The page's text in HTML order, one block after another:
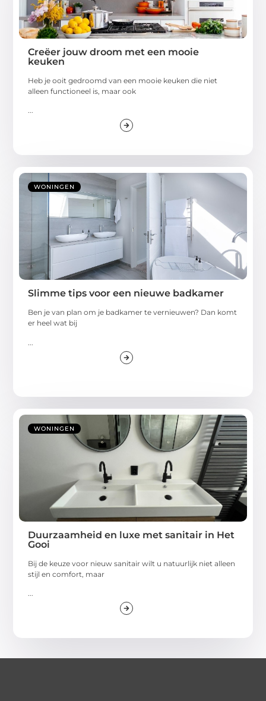
Creëer jouw droom met een mooie
keuken
Heb je ooit gedroomd van een mooie keuken die niet
alleen functioneel is, maar ook
...
WONINGEN
Slimme tips voor een nieuwe badkamer
Ben je van plan om je badkamer te vernieuwen? Dan komt
er heel wat bij
WONINGEN
Duurzaamheid en luxe met sanitair in Het
Gooi
Bij de keuze voor nieuw sanitair wilt u natuurlijk niet alleen
stijl en comfort, maar